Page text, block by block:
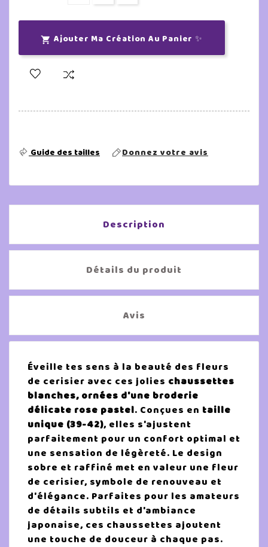
 Ajouter Ma Création Au Panier ✨
Guide des tailles Donnez votre avis
Description
Détails du produit
Avis
Éveille tes sens à la beauté des fleurs
de cerisier avec ces jolies chaussettes
blanches, ornées d'une broderie
délicate rose pastel. Conçues en taille
unique (39-42), elles s'ajustent
parfaitement pour un confort optimal et
une sensation de légèreté. Le design
sobre et raffiné met en valeur une fleur
de cerisier, symbole de renouveau et
d'élégance. Parfaites pour les amateurs
de détails subtils et d'ambiance
japonaise, ces chaussettes ajoutent
une touche de douceur à chaque pas.